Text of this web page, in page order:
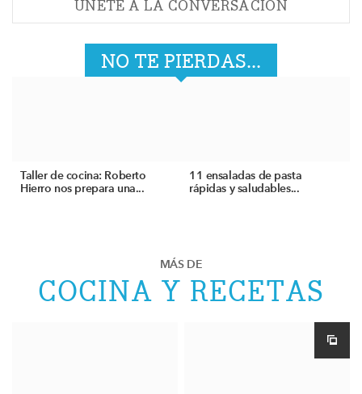
ÚNETE A LA CONVERSACIÓN
NO TE PIERDAS...
Taller de cocina: Roberto
Hierro nos prepara una...
11 ensaladas de pasta
rápidas y saludables...
MÁS DE
COCINA Y RECETAS